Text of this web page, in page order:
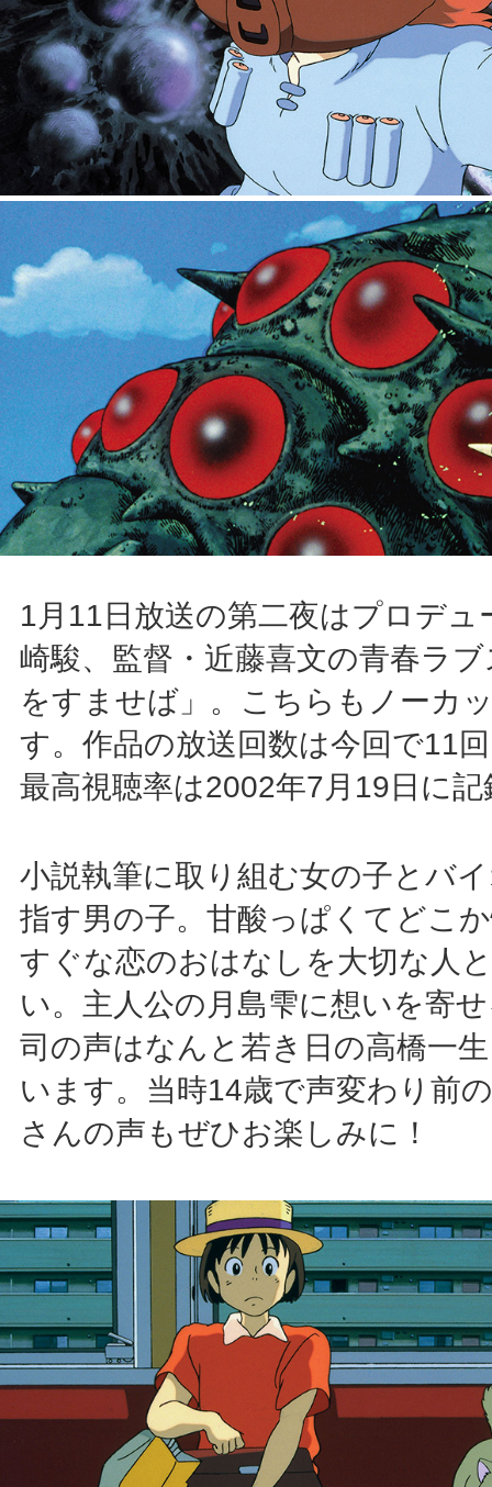
1月11日放送の第二夜はプロデュ
崎駿、監督・近藤喜文の青春ラ
をすませば」。こちらもノーカ
す。作品の放送回数は今回で11
最高視聴率は2002年7月19日に
小説執筆に取り組む女の子とバ
指す男の子。甘酸っぱくてどこ
すぐな恋のおはなしを大切な人
い。主人公の月島雫に想いを寄
司の声はなんと若き日の高橋一
います。当時14歳で声変わり前
さんの声もぜひお楽しみに！